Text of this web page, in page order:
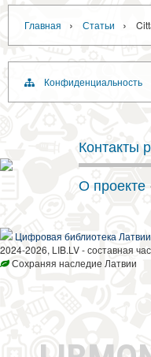
Главная › Статьи ›
Конфиденциальность
Контакты
О проекте
Цифровая библиотека Латвии
2024-2026, LIB.LV - составная
Сохраняя наследие Латвии